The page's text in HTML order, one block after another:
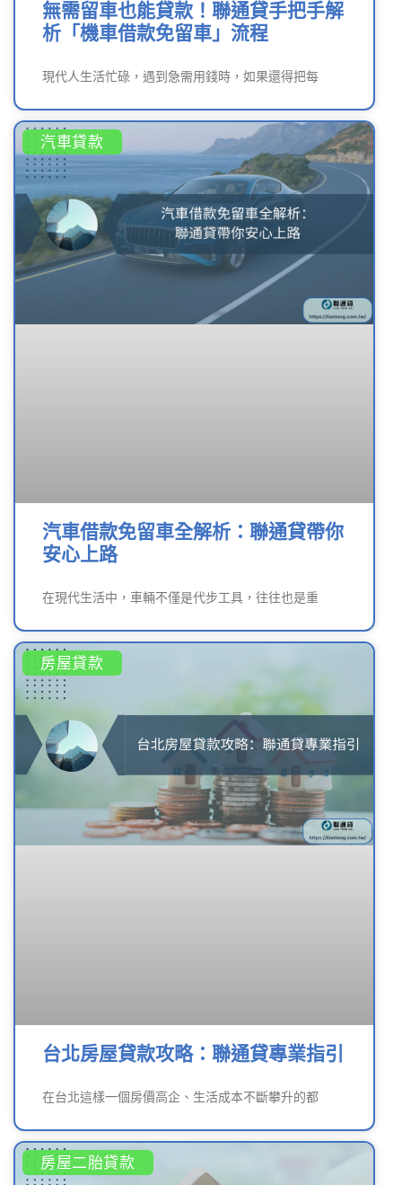
無需留車也能貸款！聯通貸手把手解
析「機車借款免留車」流程
現代人生活忙碌，遇到急需用錢時，如果還得把每
汽車貸款
汽車借款免留車全解析：聯通貸帶你
安心上路
在現代生活中，車輛不僅是代步工具，往往也是重
房屋貸款
台北房屋貸款攻略：聯通貸專業指引
在台北這樣一個房價高企、生活成本不斷攀升的都
房屋二胎貸款